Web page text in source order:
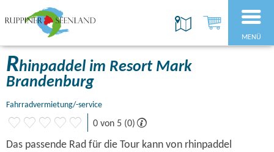
MENÜ
Rhinpaddel im Resort Mark
Brandenburg
Fahrradvermietung/-service
0 von 5 (0)
Das passende Rad für die Tour kann von rhinpaddel